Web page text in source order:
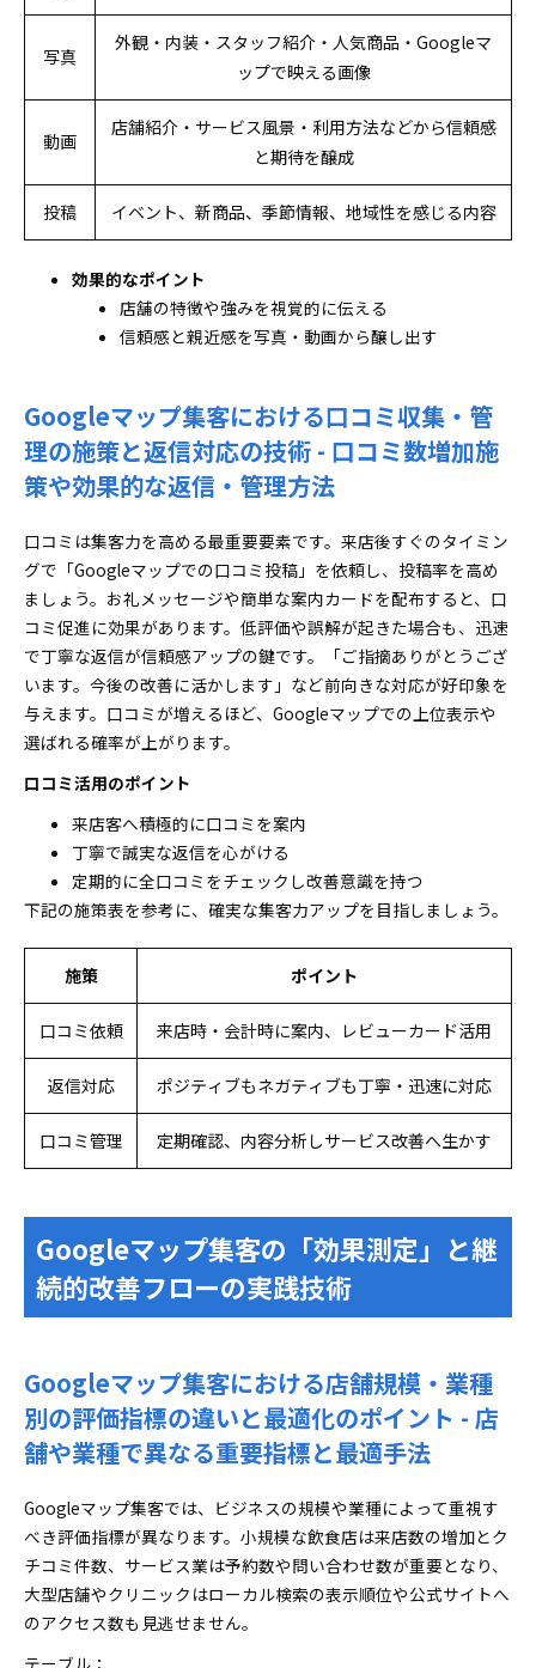
写真
外観・内装・スタッフ紹介・人気商品・Googleマ
ップで映える画像
動画
店舗紹介・サービス風景・利用方法などから信頼感
と期待を醸成
投稿 イベント、新商品、季節情報、地域性を感じる内容
効果的なポイント
店舗の特徴や強みを視覚的に伝える
信頼感と親近感を写真・動画から醸し出す
Googleマップ集客における口コミ収集・管
理の施策と返信対応の技術 - 口コミ数増加施
策や効果的な返信・管理方法
口コミは集客力を高める最重要要素です。来店後すぐのタイミン
グで「Googleマップでの口コミ投稿」を依頼し、投稿率を高め
ましょう。お礼メッセージや簡単な案内カードを配布すると、口
コミ促進に効果があります。低評価や誤解が起きた場合も、迅速
で丁寧な返信が信頼感アップの鍵です。「ご指摘ありがとうござ
います。今後の改善に活かします」など前向きな対応が好印象を
与えます。口コミが増えるほど、Googleマップでの上位表示や
選ばれる確率が上がります。
口コミ活用のポイント
来店客へ積極的に口コミを案内
丁寧で誠実な返信を心がける
定期的に全口コミをチェックし改善意識を持つ
下記の施策表を参考に、確実な集客力アップを目指しましょう。
施策 ポイント
口コミ依頼 来店時・会計時に案内、レビューカード活用
返信対応 ポジティブもネガティブも丁寧・迅速に対応
口コミ管理 定期確認、内容分析しサービス改善へ生かす
Googleマップ集客の「効果測定」と継
続的改善フローの実践技術
Googleマップ集客における店舗規模・業種
別の評価指標の違いと最適化のポイント - 店
舗や業種で異なる重要指標と最適手法
Googleマップ集客では、ビジネスの規模や業種によって重視す
べき評価指標が異なります。小規模な飲食店は来店数の増加とク
チコミ件数、サービス業は予約数や問い合わせ数が重要となり、
大型店舗やクリニックはローカル検索の表示順位や公式サイトへ
のアクセス数も見逃せません。
テーブル：